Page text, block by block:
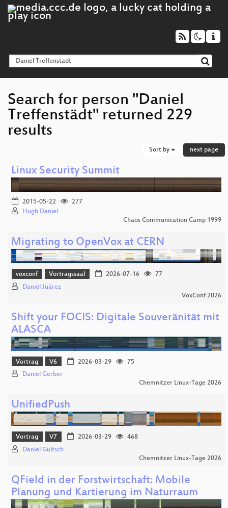
Search for person "Daniel
Treffenstädt" returned 229
results
Sort by next page
Linux Security Summit
2015-05-22
277
Hugh Daniel
Chaos Communication Camp 1999
Migrating to OpenVox at CERN
voxconf Vortragssaal 2026-07-16
77
Daniel Juárez
VoxConf 2026
Shift your FOCIS: Digitale Souveränität mit
ALASCA
Vortrag V6 2026-03-29
75
Daniel Gerber
Chemnitzer Linux-Tage 2026
UnifiedPush
Vortrag V7 2026-03-29
468
Daniel Gultsch
Chemnitzer Linux-Tage 2026
QField in der Forstwirtschaft: Mobile
Planung und Kartierung im Naturraum